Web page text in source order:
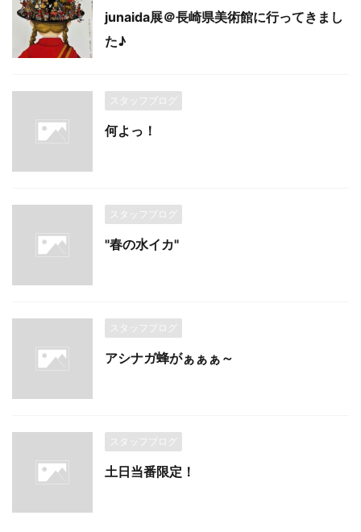
junaida展＠長崎県美術館に行ってきまし
た♪
スタッフブログ
何よっ！
スタッフブログ
"春の水イカ"
スタッフブログ
アシナガ蜂がぁぁぁ～
スタッフブログ
土日当番限定！